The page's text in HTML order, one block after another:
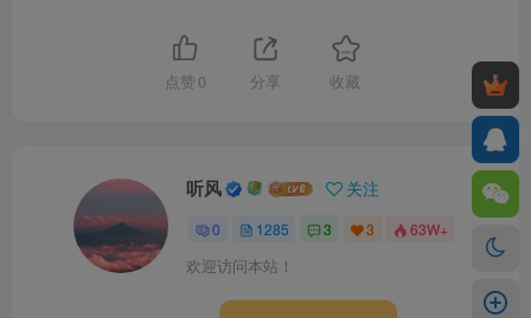
点赞 0 分享 收藏
听风 关注
0 1285 3 3 63W+
欢迎访问本站！